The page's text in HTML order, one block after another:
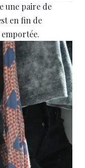
une paire de
en fin de
emportée.